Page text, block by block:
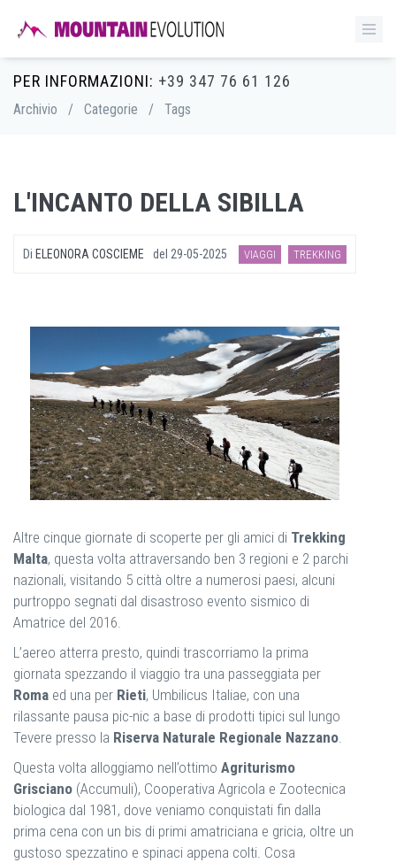
PER INFORMAZIONI: +39 347 76 61 126
Archivio / Categorie / Tags
L'INCANTO DELLA SIBILLA
Di ELEONORA COSCIEME del 29-05-2025 VIAGGI TREKKING
Altre cinque giornate di scoperte per gli amici di Trekking
Malta, questa volta attraversando ben 3 regioni e 2 parchi
nazionali, visitando 5 città oltre a numerosi paesi, alcuni
purtroppo segnati dal disastroso evento sismico di
Amatrice del 2016.
L’aereo atterra presto, quindi trascorriamo la prima
giornata spezzando il viaggio tra una passeggiata per
Roma ed una per Rieti, Umbilicus Italiae, con una
rilassante pausa pic-nic a base di prodotti tipici sul lungo
Tevere presso la Riserva Naturale Regionale Nazzano.
Questa volta alloggiamo nell’ottimo Agriturismo
Grisciano (Accumuli), Cooperativa Agricola e Zootecnica
biologica dal 1981, dove veniamo conquistati fin dalla
prima cena con un bis di primi amatriciana e gricia, oltre un
gustoso spezzatino e spinaci appena colti. Cosa